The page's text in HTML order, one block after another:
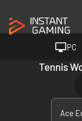
PC
Tennis
Ace